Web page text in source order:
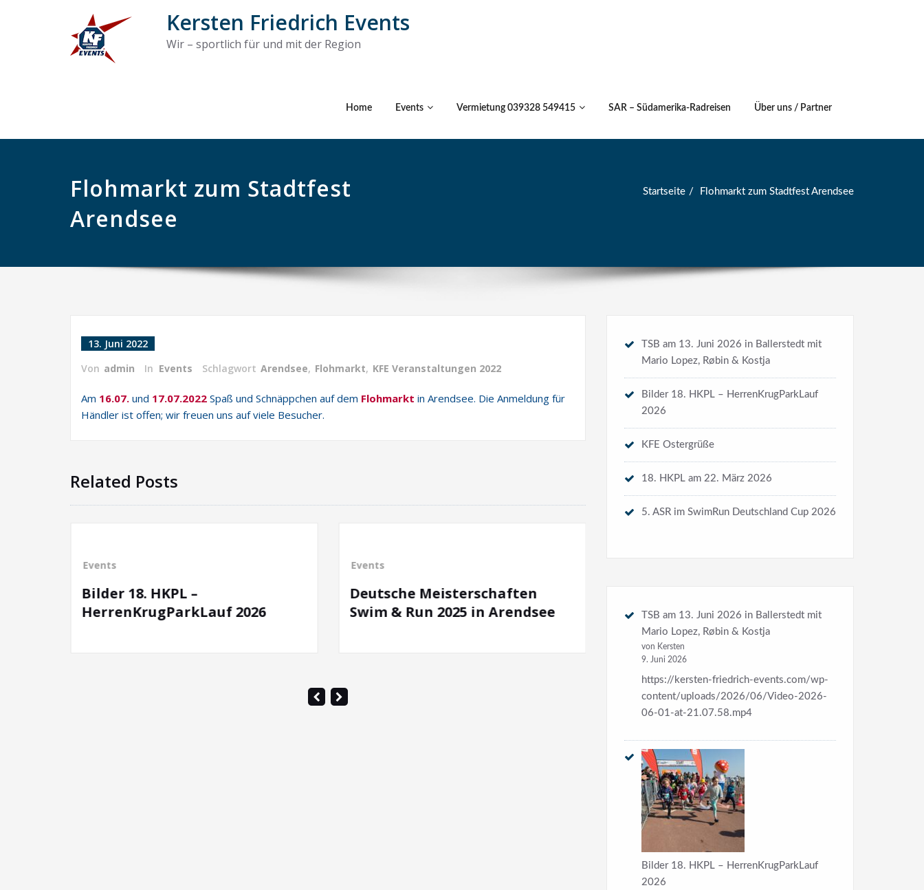
Kersten Friedrich Events
Wir – sportlich für und mit der Region
Home Events Vermietung 039328 549415 SAR – Südamerika-Radreisen Über uns / Partner
Flohmarkt zum Stadtfest
Arendsee
Startseite Flohmarkt zum Stadtfest Arendsee
13. Juni 2022
Von admin In Events Schlagwort Arendsee, Flohmarkt, KFE Veranstaltungen 2022
Am 16.07. und 17.07.2022 Spaß und Schnäppchen auf dem Flohmarkt in Arendsee. Die Anmeldung für
Händler ist offen; wir freuen uns auf viele Besucher.
Related Posts
2026
Deutsche Meisterschaften
Swim & Run 2025 in Arendsee
1. Campingplatzflohmarkt im
grünen Elsebusch
Hanse-Altmark-Tour
Roxy Revival
Was die Welt dringend wissen
TSB am 13. Juni 2026 in Ballerstedt mit
Mario Lopez, Røbin & Kostja
Bilder 18. HKPL – HerrenKrugParkLauf
2026
KFE Ostergrüße
18. HKPL am 22. März 2026
5. ASR im SwimRun Deutschland Cup 2026
TSB am 13. Juni 2026 in Ballerstedt mit
Mario Lopez, Røbin & Kostja
von Kersten
9. Juni 2026
https://kersten-friedrich-events.com/wp-
content/uploads/2026/06/Video-2026-
06-01-at-21.07.58.mp4
Bilder 18. HKPL – HerrenKrugParkLauf
2026